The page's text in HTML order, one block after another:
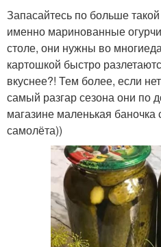
Запасайтесь по больше
именно маринованные
столе, они нужны во
картошкой быстро
вкуснее?! Тем более, если
самый разгар сезона они по
магазине маленькая баночка
самолёта))